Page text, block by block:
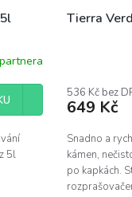
5l
Tierra
536 Kč bez
649 Kč
Snadno a
kámen,
po kapkách.